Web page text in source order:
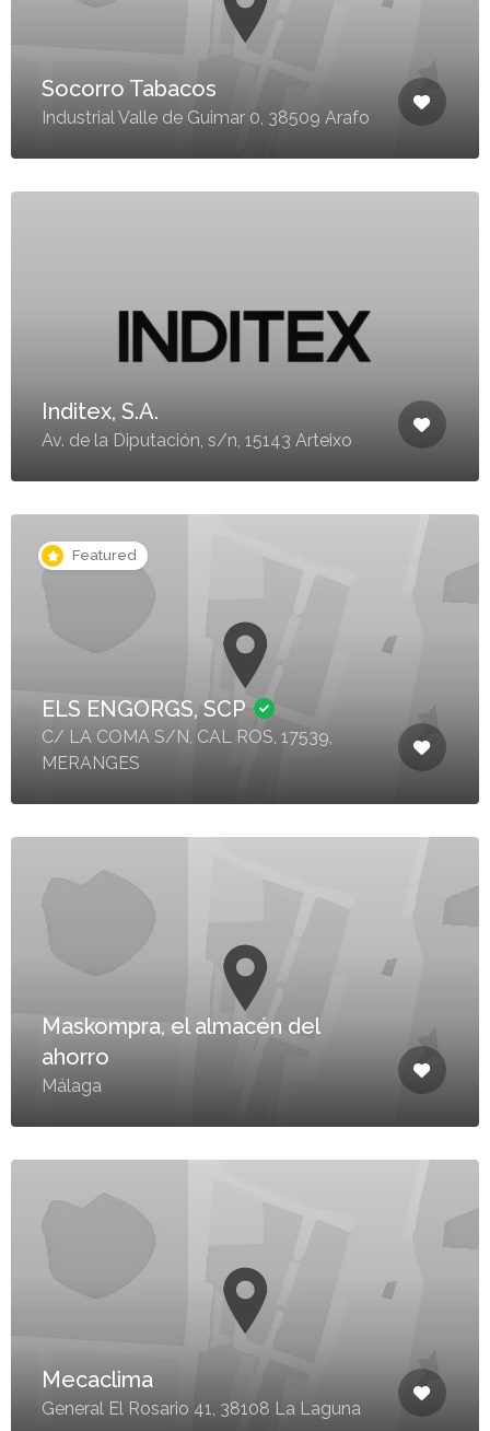
Socorro Tabacos
Industrial Valle de Guimar 0, 38509 Arafo
Inditex, S.A.
Av. de la Diputación, s/n, 15143 Arteixo
Featured
ELS ENGORGS, SCP
C/ LA COMA S/N, CAL ROS, 17539,
MERANGES
Maskompra, el almacén del
ahorro
Málaga
Mecaclima
General El Rosario 41, 38108 La Laguna